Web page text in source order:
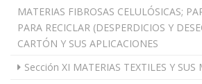
MATERIAS FIBROSAS CELULÓSICAS;
PARA RECICLAR (DESPERDICIOS Y
CARTÓN Y SUS APLICACIONES
Sección XI MATERIAS TEXTILES Y SUS